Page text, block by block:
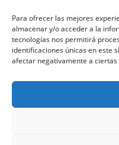
Para ofrecer las mejores
almacenar y/o acceder a la
tecnologías nos permitirá
identificaciones únicas en este
afectar negativamente a